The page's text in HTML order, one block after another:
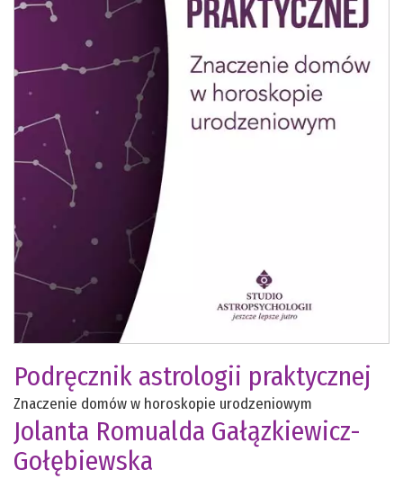
Podręcznik astrologii praktycznej
Znaczenie domów w horoskopie urodzeniowym
Jolanta Romualda Gałązkiewicz-
Gołębiewska